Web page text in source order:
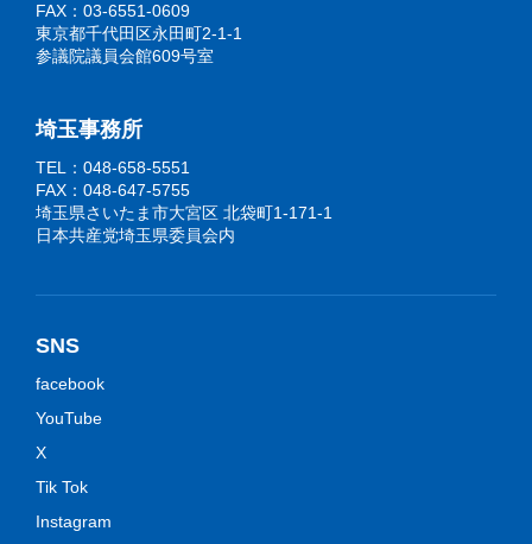
FAX：03-6551-0609
東京都千代田区永田町2-1-1
参議院議員会館609号室
埼玉事務所
TEL：048-658-5551
FAX：048-647-5755
埼玉県さいたま市大宮区 北袋町1-171-1
日本共産党埼玉県委員会内
SNS
facebook
YouTube
X
Tik Tok
Instagram